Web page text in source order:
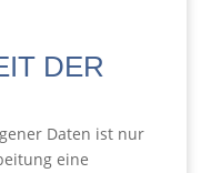
DER V
Daten ist nur
eine